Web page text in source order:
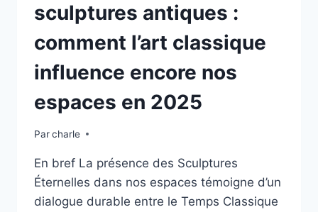
sculptures antiques :
comment l’art classique
influence encore nos
espaces en 2025
Parcharle
En bref La présence des Sculptures
Éternelles dans nos espaces témoigne d’un
dialogue durable entre le Temps Classique